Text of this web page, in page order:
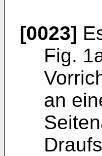
[0023]
Fig.
an